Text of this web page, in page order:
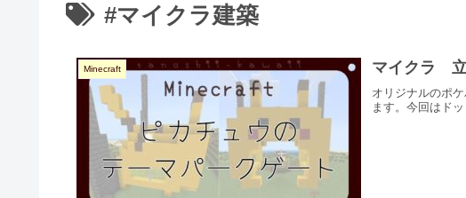
#マイクラ建築
Minecraft マイクラ 立
オリジナルのポ
ます。今回はド